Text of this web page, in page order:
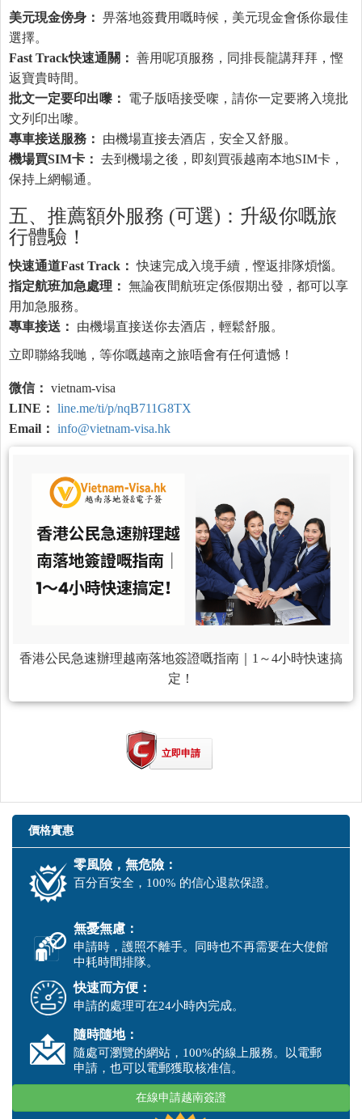
美元現金傍身： 畀落地簽費用嘅時候，美元現金會係你最佳
選擇。
Fast Track快速通關： 善用呢項服務，同排長龍講拜拜，慳
返寶貴時間。
批文一定要印出嚟：
電子版唔接受㗎，請你一定要將入境批
文列印出嚟。
專車接送服務：
由機場直接去酒店，安全又舒服。
機場買SIM卡： 去到機場之後，即刻買張越南本地SIM卡，
保持上網暢通。
五、推薦額外服務 (可選)：升級你嘅旅
行體驗！
快速通道Fast Track： 快速完成入境手續，慳返排隊煩惱。
指定航班加急處理： 無論夜間航班定係假期出發，都可以享
用加急服務。
專車接送：
由機場直接送你去酒店，輕鬆舒服。
立即聯絡我哋，等你嘅越南之旅唔會有任何遺憾！
微信： vietnam-visa
LINE： line.me/ti/p/nqB711G8TX
Email： info@vietnam-visa.hk
香港公民急速辦理越南落地簽證嘅指南｜1～4小時快速搞
定！
立即申請
價格實惠
零風險，無危險：
百分百安全，100% 的信心退款保證。
無憂無慮：
申請時，護照不離手。同時也不再需要在大使館
中耗時間排隊。
快速而方便：
申請的處理可在24小時內完成。
隨時隨地：
隨處可瀏覽的網站，100%的線上服務。以電郵
申請，也可以電郵獲取核准信。
在線申請越南簽證